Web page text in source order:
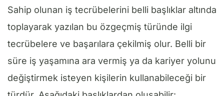
Sahip olunan iş tecrübelerini belli başlıklar altında
toplayarak yazılan bu özgeçmiş türünde ilgi
tecrübelere ve başarılara çekilmiş olur. Belli bir
süre iş yaşamına ara vermiş ya da kariyer yolunu
değiştirmek isteyen kişilerin kullanabileceği bir